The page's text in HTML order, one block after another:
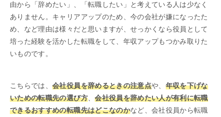
由から「辞めたい」、「転職したい」と考えている人は少なく
ありません。キャリアアップのため、今の会社が嫌になったた
め、など理由は様々だと思いますが、せっかくなら役員として
培った経験を活かした転職をして、年収アップもつかみ取りた
いものです。
こちらでは、会社役員を辞めるときの注意点や、 年収を下げな
いための転職先の選び方、会社役員を辞めたい人が有利に転職
できるおすすめの転職先はどこなのかなど、会社役員から転職